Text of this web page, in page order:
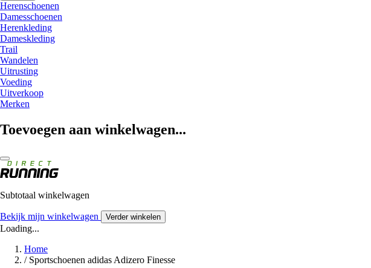
Herenschoenen
Damesschoenen
Herenkleding
Dameskleding
Trail
Wandelen
Uitrusting
Voeding
Uitverkoop
Merken
Toevoegen aan winkelwagen...
Subtotaal winkelwagen
Bekijk mijn winkelwagen Verder winkelen
Loading...
Home
/ Sportschoenen adidas Adizero Finesse